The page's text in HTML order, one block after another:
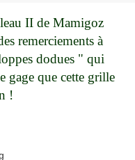
II de Mamigoz
remerciements à
dodues " qui
gage que cette grille
!